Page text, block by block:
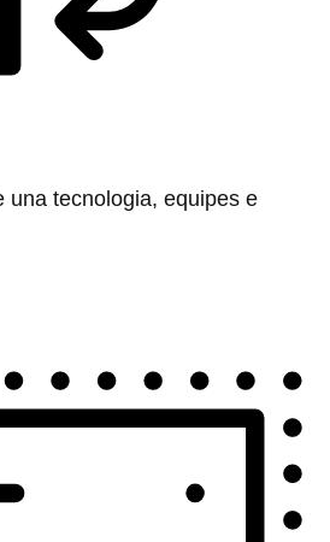
una tecnologia, equipes e